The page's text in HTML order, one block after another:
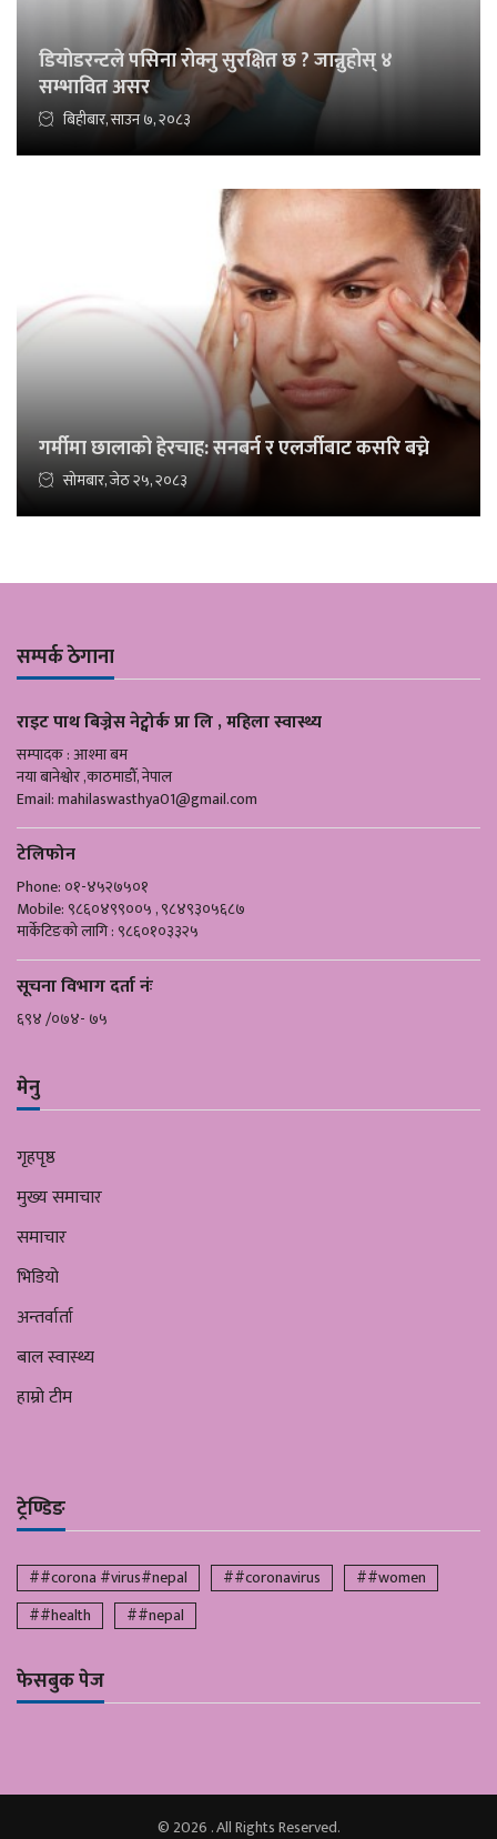
डियोडरन्टले पसिना रोक्नु सुरक्षित छ ? जान्नुहोस् ४
सम्भावित असर
बिहीबार, साउन ७, २०८३
गर्मीमा छालाको हेरचाह: सनबर्न र एलर्जीबाट कसरि बच्ने
सोमबार, जेठ २५, २०८३
सम्पर्क ठेगाना
राइट पाथ बिज्नेस नेट्वोर्क प्रा लि , महिला स्वास्थ्य
सम्पादक : आश्मा बम
नया बानेश्वोर ,काठमाडौँ, नेपाल
Email:mahilaswasthya01@gmail.com
टेलिफोन
Phone: ०१-४५२७५०१
Mobile: ९८६०४९९००५ , ९८४९३०५६८७
मार्केटिङको लागि : ९८६०१०३३२५
सूचना विभाग दर्ता नंः
६९४ /०७४- ७५
मेनु
गृहपृष्ठ
मुख्य समाचार
समाचार
भिडियो
अन्तर्वार्ता
बाल स्वास्थ्य
हाम्रो टीम
ट्रेण्डिङ
##corona #virus#nepal ##coronavirus
##women
##health
##nepal
फेसबुक पेज
© 2026 . All Rights Reserved.